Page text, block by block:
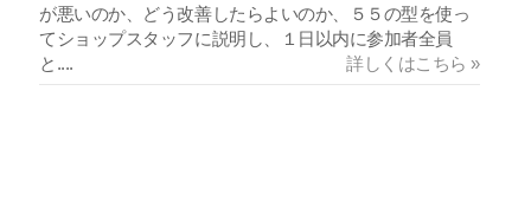
が悪いのか、どう改善したらよいのか、５５の型を使っ
てショップスタッフに説明し、１日以内に参加者全員
と....
詳しくはこちら »